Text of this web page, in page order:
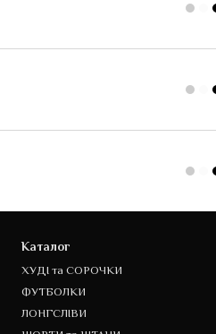
Каталог
ХУДІ та СОРОЧКИ
ФУТБОЛКИ
ЛОНГСЛІВИ